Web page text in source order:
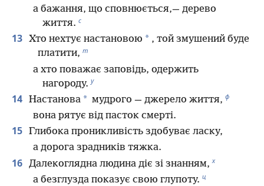
а бажання, що сповнюється,— дерево
життя. с
13 Хто нехтує настановою * , той змушений буде
платити, т
а хто поважає заповідь, одержить
нагороду. у
14 Настанова * мудрого — джерело життя, ф
вона рятує від пасток смерті.
15 Глибока проникливість здобуває ласку,
а дорога зрадників тяжка.
16 Далекоглядна людина діє зі знанням, х
а безглузда показує свою глупоту. ц